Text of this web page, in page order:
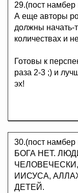
29.(пост намбер
А еще авторы
должны начать-
количествах и
Готовы к
раза 2-3 ;) и
эх!
30.(пост намбер
БОГА НЕТ.
ИИСУСА,
ДЕТЕЙ.